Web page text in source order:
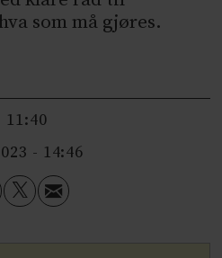
som må gjøres.
11:40
- 14:46